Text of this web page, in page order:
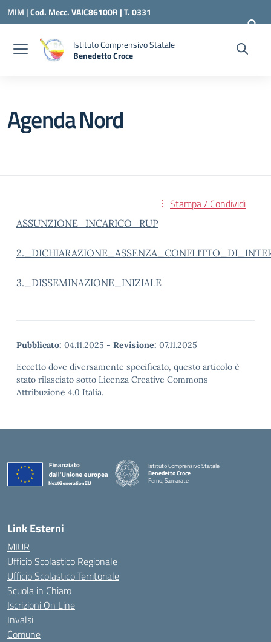
Vai ai contenuti
Vai al menu di navigazione
Vai al footer
MIM |Cod. Mecc. VAIC86100R | T. 0331
240260 | VAIC86100R@ISTRUZIONE.IT
Istituto Comprensivo Statale
Benedetto Croce
Agenda Nord
Stampa / Condividi
ASSUNZIONE_INCARICO_RUP
3._DISSEMINAZIONE_INIZIALE
Pubblicato: 04.11.2025 - Revisione: 07.11.2025
Eccetto dove diversamente specificato, questo articolo è
stato rilasciato sotto Licenza Creative Commons
Attribuzione 4.0 Italia.
Istituto Comprensivo Statale
Benedetto Croce
Ferno, Samarate
Link Esterni
MIUR
Ufficio Scolastico Regionale
Ufficio Scolastico Territoriale
Scuola in Chiaro
Iscrizioni On Line
Invalsi
Comune